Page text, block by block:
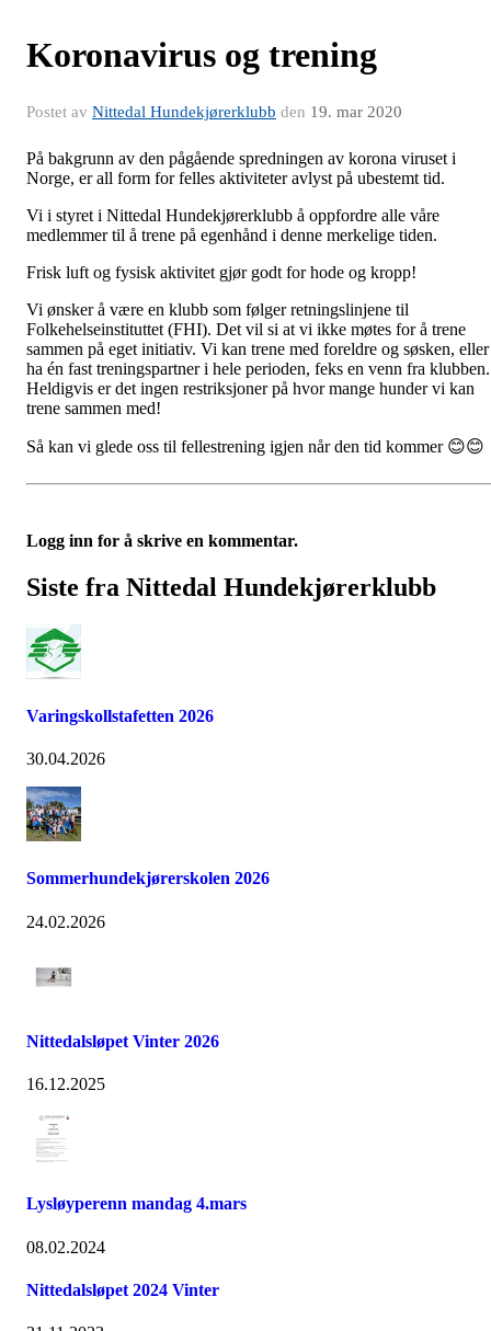
Koronavirus og trening
Postet av Nittedal Hundekjørerklubb den 19. mar 2020
På bakgrunn av den pågående spredningen av korona viruset i
Norge, er all form for felles aktiviteter avlyst på ubestemt tid.
Vi i styret i Nittedal Hundekjørerklubb å oppfordre alle våre
medlemmer til å trene på egenhånd i denne merkelige tiden.
Frisk luft og fysisk aktivitet gjør godt for hode og kropp!
Vi ønsker å være en klubb som følger retningslinjene til
Folkehelseinstituttet (FHI). Det vil si at vi ikke møtes for å trene
sammen på eget initiativ. Vi kan trene med foreldre og søsken, eller
ha én fast treningspartner i hele perioden, feks en venn fra klubben.
Heldigvis er det ingen restriksjoner på hvor mange hunder vi kan
trene sammen med!
Så kan vi glede oss til fellestrening igjen når den tid kommer 😊😊
Logg inn for å skrive en kommentar.
Siste fra Nittedal Hundekjørerklubb
Varingskollstafetten 2026
30.04.2026
Sommerhundekjørerskolen 2026
24.02.2026
Nittedalsløpet Vinter 2026
16.12.2025
Lysløyperenn mandag 4.mars
08.02.2024
Nittedalsløpet 2024 Vinter